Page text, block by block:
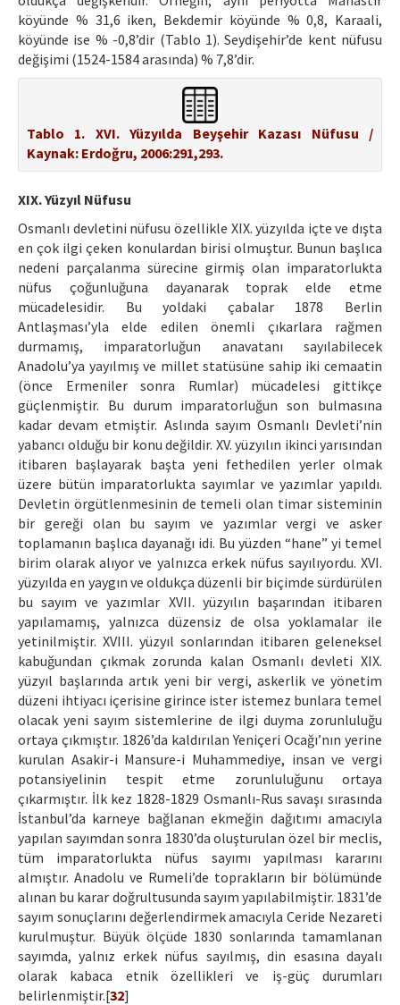
köyünde % 31,6 iken, Bekdemir köyünde % 0,8, Karaali,
köyünde ise % -0,8’dir (Tablo 1). Seydişehir’de kent nüfusu
değişimi (1524-1584 arasında) % 7,8’dir.
Tablo 1. XVI. Yüzyılda Beyşehir Kazası Nüfusu /
Kaynak: Erdoğru, 2006:291,293.
XIX. Yüzyıl Nüfusu
Osmanlı devletini nüfusu özellikle XIX. yüzyılda içte ve dışta
en çok ilgi çeken konulardan birisi olmuştur. Bunun başlıca
nedeni parçalanma sürecine girmiş olan imparatorlukta
nüfus çoğunluğuna dayanarak toprak elde etme
mücadelesidir. Bu yoldaki çabalar 1878 Berlin
Antlaşması’yla elde edilen önemli çıkarlara rağmen
durmamış, imparatorluğun anavatanı sayılabilecek
Anadolu’ya yayılmış ve millet statüsüne sahip iki cemaatin
(önce Ermeniler sonra Rumlar) mücadelesi gittikçe
güçlenmiştir. Bu durum imparatorluğun son bulmasına
kadar devam etmiştir. Aslında sayım Osmanlı Devleti’nin
yabancı olduğu bir konu değildir. XV. yüzyılın ikinci yarısından
itibaren başlayarak başta yeni fethedilen yerler olmak
üzere bütün imparatorlukta sayımlar ve yazımlar yapıldı.
Devletin örgütlenmesinin de temeli olan timar sisteminin
bir gereği olan bu sayım ve yazımlar vergi ve asker
toplamanın başlıca dayanağı idi. Bu yüzden “hane” yi temel
birim olarak alıyor ve yalnızca erkek nüfus sayılıyordu. XVI.
yüzyılda en yaygın ve oldukça düzenli bir biçimde sürdürülen
bu sayım ve yazımlar XVII. yüzyılın başarından itibaren
yapılamamış, yalnızca düzensiz de olsa yoklamalar ile
yetinilmiştir. XVIII. yüzyıl sonlarından itibaren geleneksel
kabuğundan çıkmak zorunda kalan Osmanlı devleti XIX.
yüzyıl başlarında artık yeni bir vergi, askerlik ve yönetim
düzeni ihtiyacı içerisine girince ister istemez bunlara temel
olacak yeni sayım sistemlerine de ilgi duyma zorunluluğu
ortaya çıkmıştır. 1826’da kaldırılan Yeniçeri Ocağı’nın yerine
kurulan Asakir-i Mansure-i Muhammediye, insan ve vergi
potansiyelinin tespit etme zorunluluğunu ortaya
çıkarmıştır. İlk kez 1828-1829 Osmanlı-Rus savaşı sırasında
İstanbul’da karneye bağlanan ekmeğin dağıtımı amacıyla
yapılan sayımdan sonra 1830’da oluşturulan özel bir meclis,
tüm imparatorlukta nüfus sayımı yapılması kararını
almıştır. Anadolu ve Rumeli’de toprakların bir bölümünde
alınan bu karar doğrultusunda sayım yapılabilmiştir. 1831’de
sayım sonuçlarını değerlendirmek amacıyla Ceride Nezareti
kurulmuştur. Büyük ölçüde 1830 sonlarında tamamlanan
sayımda, yalnız erkek nüfus sayılmış, din esasına dayalı
olarak kabaca etnik özellikleri ve iş-güç durumları
belirlenmiştir.[32]